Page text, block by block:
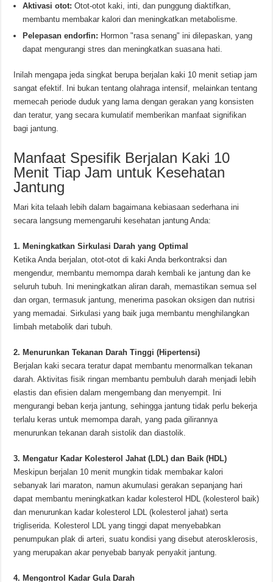
Aktivasi otot: Otot-otot kaki, inti, dan punggung diaktifkan,
membantu membakar kalori dan meningkatkan metabolisme.
Pelepasan endorfin: Hormon "rasa senang" ini dilepaskan, yang
dapat mengurangi stres dan meningkatkan suasana hati.
Inilah mengapa jeda singkat berupa berjalan kaki 10 menit setiap jam
sangat efektif. Ini bukan tentang olahraga intensif, melainkan tentang
memecah periode duduk yang lama dengan gerakan yang konsisten
dan teratur, yang secara kumulatif memberikan manfaat signifikan
bagi jantung.
Manfaat Spesifik Berjalan Kaki 10
Menit Tiap Jam untuk Kesehatan
Jantung
Mari kita telaah lebih dalam bagaimana kebiasaan sederhana ini
secara langsung memengaruhi kesehatan jantung Anda:
1. Meningkatkan Sirkulasi Darah yang Optimal
Ketika Anda berjalan, otot-otot di kaki Anda berkontraksi dan
mengendur, membantu memompa darah kembali ke jantung dan ke
seluruh tubuh. Ini meningkatkan aliran darah, memastikan semua sel
dan organ, termasuk jantung, menerima pasokan oksigen dan nutrisi
yang memadai. Sirkulasi yang baik juga membantu menghilangkan
limbah metabolik dari tubuh.
2. Menurunkan Tekanan Darah Tinggi (Hipertensi)
Berjalan kaki secara teratur dapat membantu menormalkan tekanan
darah. Aktivitas fisik ringan membantu pembuluh darah menjadi lebih
elastis dan efisien dalam mengembang dan menyempit. Ini
mengurangi beban kerja jantung, sehingga jantung tidak perlu bekerja
terlalu keras untuk memompa darah, yang pada gilirannya
menurunkan tekanan darah sistolik dan diastolik.
3. Mengatur Kadar Kolesterol Jahat (LDL) dan Baik (HDL)
Meskipun berjalan 10 menit mungkin tidak membakar kalori
sebanyak lari maraton, namun akumulasi gerakan sepanjang hari
dapat membantu meningkatkan kadar kolesterol HDL (kolesterol baik)
dan menurunkan kadar kolesterol LDL (kolesterol jahat) serta
trigliserida. Kolesterol LDL yang tinggi dapat menyebabkan
penumpukan plak di arteri, suatu kondisi yang disebut aterosklerosis,
yang merupakan akar penyebab banyak penyakit jantung.
4. Mengontrol Kadar Gula Darah